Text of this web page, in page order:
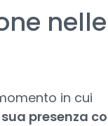
nelle
in cui
presenza